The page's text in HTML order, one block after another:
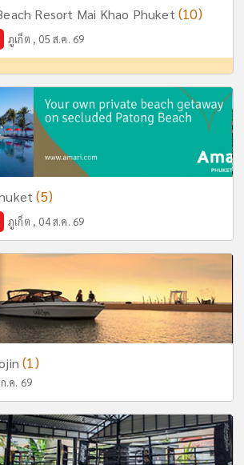
Resort Mai Khao Phuket (10)
ภูเก็ต , 05 ส.ค. 69
(5)
ภูเก็ต , 04 ส.ค. 69
(1)
.ค. 69